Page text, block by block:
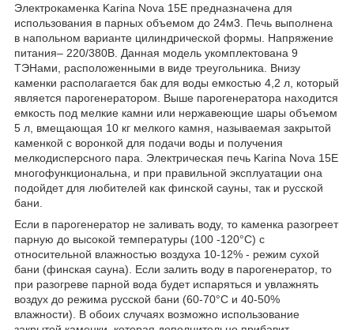
Электрокаменка Karina Nova 15E предназначена для
использования в парных объемом до 24м3. Печь выполнена
в напольном варианте цилиндрической формы. Напряжение
питания– 220/380В. Данная модель укомплектована 9
ТЭНами, расположенными в виде треугольника. Внизу
каменки располагается бак для воды емкостью 4,2 л, который
является парогенератором. Выше парогенератора находится
емкость под мелкие камни или нержавеющие шары объемом
5 л, вмещающая 10 кг мелкого камня, называемая закрытой
каменкой с воронкой для подачи воды и получения
мелкодисперсного пара. Электрическая печь Karina Nova 15E
многофункциональна, и при правильной эксплуатации она
подойдет для любителей как финской сауны, так и русской
бани.
Если в парогенератор не заливать воду, то каменка разогреет
парную до высокой температуры (100 -120°C) с
относительной влажностью воздуха 10-12% - режим сухой
бани (финская сауна). Если залить воду в парогенератор, то
при разогреве парной вода будет испаряться и увлажнять
воздух до режима русской бани (60-70°C и 40-50%
влажности). В обоих случаях возможно использование